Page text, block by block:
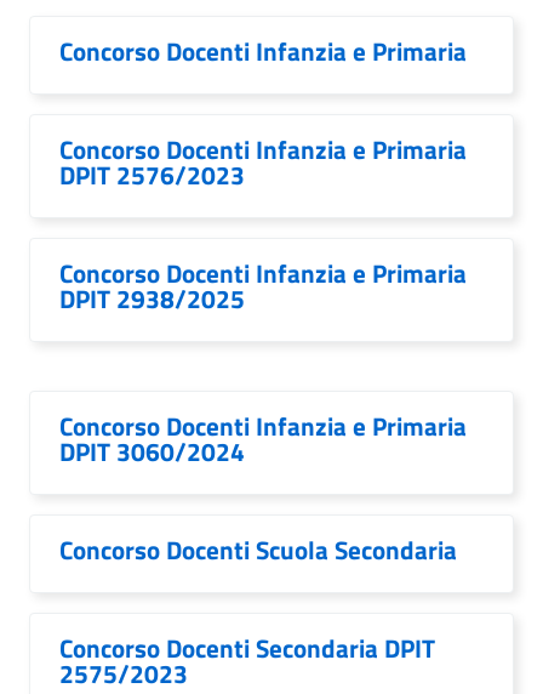
Concorso Docenti Infanzia e Primaria
Concorso Docenti Infanzia e Primaria
DPIT 2576/2023
Concorso Docenti Infanzia e Primaria
DPIT 2938/2025
Concorso Docenti Infanzia e Primaria
DPIT 3060/2024
Concorso Docenti Scuola Secondaria
Concorso Docenti Secondaria DPIT
2575/2023